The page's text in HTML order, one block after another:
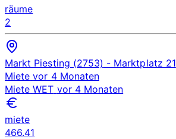
räume
2
Markt Piesting (2753) - Marktplatz 21
Miete vor 4 Monaten
Miete WET vor 4 Monaten
miete
466.41